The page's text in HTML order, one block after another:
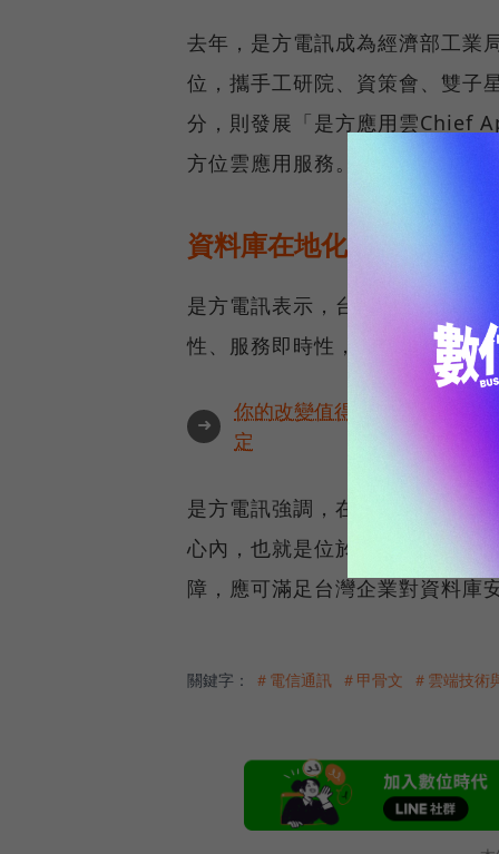
去年，是方電訊成為經濟部工業
位，攜手工研院、資策會、雙子
分，則發展「是方應用雲Chief
方位雲應用服務。
資料庫在地化，保障企業
是方電訊表示，台灣企業一直以
性、服務即時性，以及價格等四
➜
你的改變值得被看見🔥最具
定
是方電訊強調，在資安部分，是
心內，也就是位於內湖的麗源大
障，應可滿足台灣企業對資料庫
關鍵字： ＃電信通訊 ＃甲骨文 ＃雲端技術